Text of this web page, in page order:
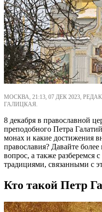
МОСКВА, 21:13, 07 ДЕК 2023,
ГАЛИЦКАЯ.
8 декабря в православной
преподобного Петра
монах и какие достижения
православия? Давайте
вопрос, а также разберемся
традициями, связанными с
Кто такой Петр